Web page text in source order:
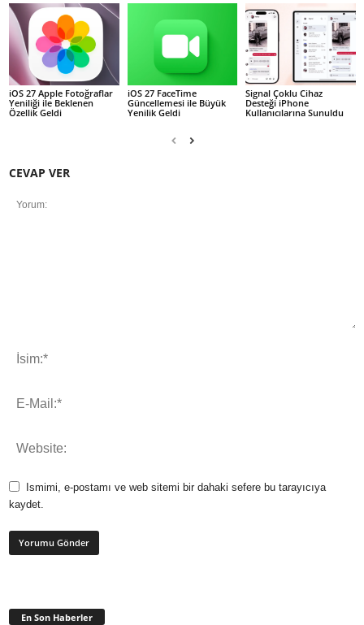
iOS 27 Apple Fotoğraflar
Yeniliği ile Beklenen
Özellik Geldi
iOS 27 FaceTime
Güncellemesi ile Büyük
Yenilik Geldi
Signal Çoklu Cihaz
Desteği iPhone
Kullanıcılarına Sunuldu
CEVAP VER
Ismimi, e-postamı ve web sitemi bir dahaki sefere bu tarayıcıya
kaydet.
En Son Haberler